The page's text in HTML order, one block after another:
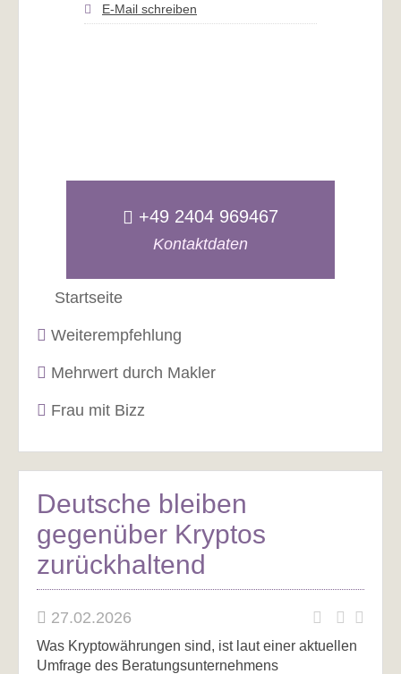
E-Mail schreiben
+49 2404 969467
Kontaktdaten
Startseite
Weiterempfehlung
Mehrwert durch Makler
Frau mit Bizz
Deutsche bleiben
gegenüber Kryptos
zurückhaltend
27.02.2026
Was Kryptowährungen sind, ist laut einer aktuellen
Umfrage des Beratungsunternehmens